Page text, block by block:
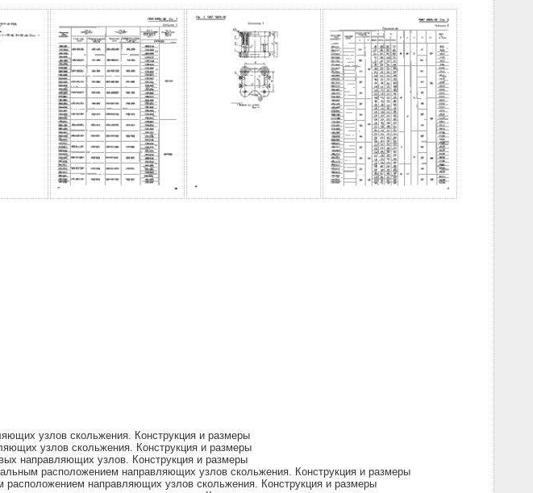
узлов скольжения. Конструкция и размеры
узлов скольжения. Конструкция и размеры
направляющих узлов. Конструкция и размеры
расположением направляющих узлов скольжения. Конструкция и размеры
направляющих узлов скольжения. Конструкция и размеры